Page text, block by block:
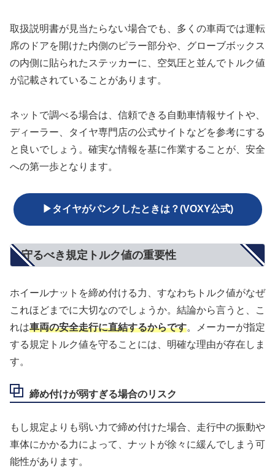
取扱説明書が見当たらない場合でも、多くの車両では運転
席のドアを開けた内側のピラー部分や、グローブボックス
の内側に貼られたステッカーに、空気圧と並んでトルク値
が記載されていることがあります。
ネットで調べる場合は、信頼できる自動車情報サイトや、
ディーラー、タイヤ専門店の公式サイトなどを参考にする
と良いでしょう。確実な情報を基に作業することが、安全
への第一歩となります。
▶タイヤがパンクしたときは？(VOXY公式)
守るべき規定トルク値の重要性
ホイールナットを締め付ける力、すなわちトルク値がなぜ
これほどまでに大切なのでしょうか。結論から言うと、こ
れは車両の安全走行に直結するからです。メーカーが指定
する規定トルク値を守ることには、明確な理由が存在しま
す。
締め付けが弱すぎる場合のリスク
もし規定よりも弱い力で締め付けた場合、走行中の振動や
車体にかかる力によって、ナットが徐々に緩んでしまう可
能性があります。